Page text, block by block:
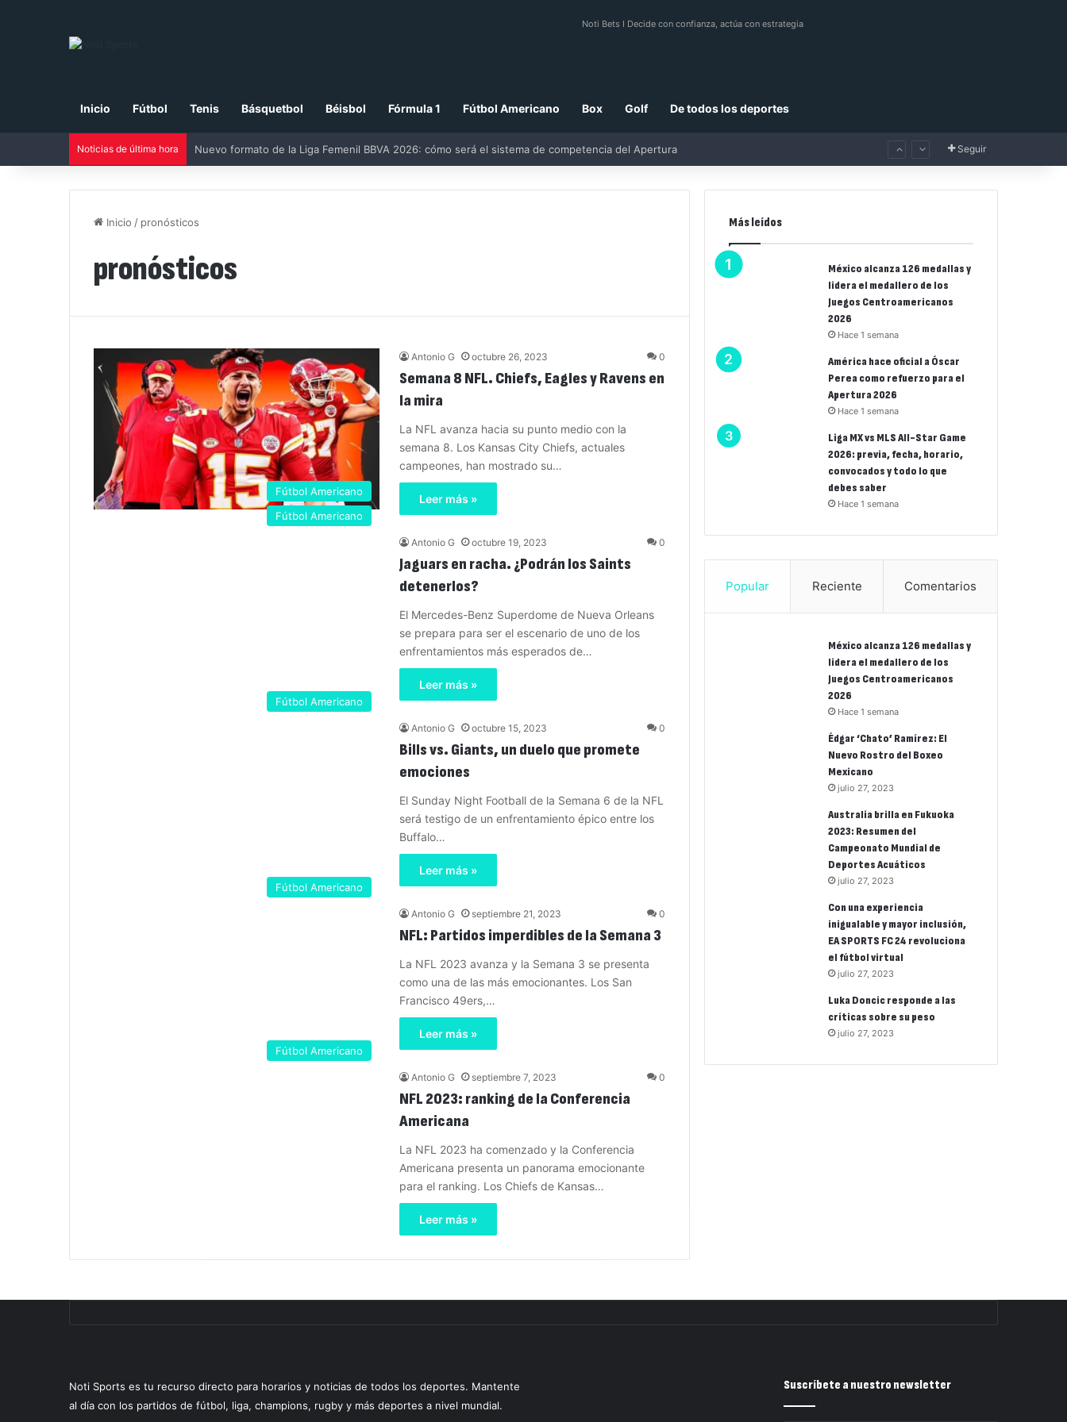
Noti Bets I Decide con confianza, actúa con estrategia
Inicio Fútbol Tenis Básquetbol Béisbol Fórmula 1 Fútbol Americano Box Golf De todos los deportes
Noticias de última hora Nuevo formato de la Liga Femenil BBVA 2026: cómo será el sistema de competencia del Apertura Seguir
Inicio / pronósticos
pronósticos
Fútbol Americano
Antonio G octubre 26, 2023 0
Semana 8 NFL. Chiefs, Eagles y Ravens en
la mira
La NFL avanza hacia su punto medio con la
semana 8. Los Kansas City Chiefs, actuales
campeones, han mostrado su…
Leer más »
Fútbol Americano
Antonio G octubre 19, 2023 0
Jaguars en racha. ¿Podrán los Saints
detenerlos?
El Mercedes-Benz Superdome de Nueva Orleans
se prepara para ser el escenario de uno de los
enfrentamientos más esperados de…
Leer más »
Fútbol Americano
Antonio G octubre 15, 2023 0
Bills vs. Giants, un duelo que promete
emociones
El Sunday Night Football de la Semana 6 de la NFL
será testigo de un enfrentamiento épico entre los
Buffalo…
Leer más »
Fútbol Americano
Antonio G septiembre 21, 2023 0
NFL: Partidos imperdibles de la Semana 3
La NFL 2023 avanza y la Semana 3 se presenta
como una de las más emocionantes. Los San
Francisco 49ers,…
Leer más »
Fútbol Americano
Antonio G septiembre 7, 2023 0
NFL 2023: ranking de la Conferencia
Americana
La NFL 2023 ha comenzado y la Conferencia
Americana presenta un panorama emocionante
para el ranking. Los Chiefs de Kansas…
Leer más »
Más leídos
México alcanza 126 medallas y
lidera el medallero de los
Juegos Centroamericanos
2026
Hace 1 semana
América hace oficial a Óscar
Perea como refuerzo para el
Apertura 2026
Hace 1 semana
Liga MX vs MLS All-Star Game
2026: previa, fecha, horario,
convocados y todo lo que
debes saber
Hace 1 semana
Popular Reciente Comentarios
México alcanza 126 medallas y
lidera el medallero de los
Juegos Centroamericanos
2026
Hace 1 semana
Édgar ‘Chato’ Ramírez: El
Nuevo Rostro del Boxeo
Mexicano
julio 27, 2023
Australia brilla en Fukuoka
2023: Resumen del
Campeonato Mundial de
Deportes Acuáticos
julio 27, 2023
Con una experiencia
inigualable y mayor inclusión,
EA SPORTS FC 24 revoluciona
el fútbol virtual
julio 27, 2023
Luka Doncic responde a las
críticas sobre su peso
julio 27, 2023
Noti Sports es tu recurso directo para horarios y noticias de todos los deportes. Mantente
al día con los partidos de fútbol, liga, champions, rugby y más deportes a nivel mundial.
Suscríbete a nuestro newsletter